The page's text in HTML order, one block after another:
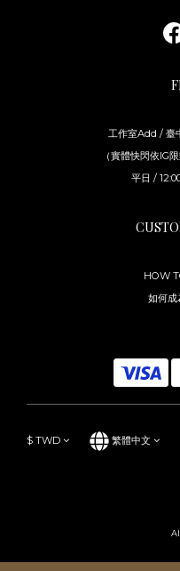
工作室Add / 臺
（實體快閃依IG
平日 /
HOW
如何
$ TWD 繁體中文